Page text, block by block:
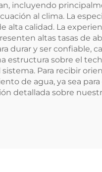
incluyendo
al clima. La
alta calidad. La
altas tasas de
durar y ser confiable,
estructura sobre el
Para recibir
de agua, ya sea
detallada sobre